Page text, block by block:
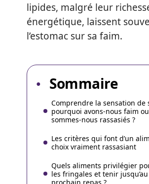
lipides, malgré leur
énergétique, laissent
l’estomac sur sa faim.
Sommaire
Comprendre la sensation de
pourquoi avons-nous faim ou
sommes-nous rassasiés ?
Les critères qui font d’un
choix vraiment rassasiant
Quels aliments privilégier
les fringales et tenir jusqu’au
prochain repas ?